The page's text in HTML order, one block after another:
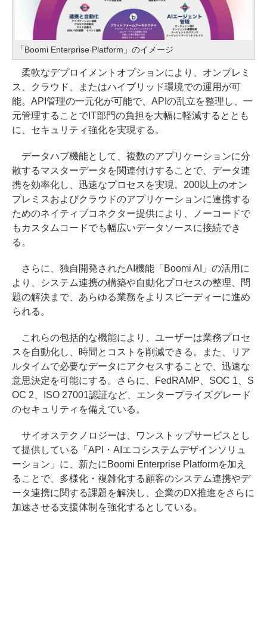
「Boomi Enterprise Platform」のイメージ
柔軟なデプロイメントオプションにより、オンプレミ
ス、クラウド、またはハイブリッド環境での運用が可
能。API管理の一元化が可能で、APIの乱立を整理し、一
元管理することでIT部門の負担を大幅に軽減するととも
に、セキュリティ強化を実現する。
データハブ機能として、複数のアプリケーションに分
散するマスターデータを関連付けすることで、データ連
携を効率化し、迅速なプロセスを実現。200以上のオン
プレミスおよびクラウドのアプリケーションに連携する
ためのネイティブコネクター提供により、ノーコードで
もカスタムコードでも幅広いデータソースに接続でき
る。
さらに、独自開発されたAI機能「Boomi AI」の活用に
より、システム連携の構築や自動化プロセスの整理、問
題の解決まで、あらゆる業務をよりスピーディーに進め
られる。
これらの包括的な機能により、ユーザーは業務プロセ
スを自動化し、時間とコストを削減できる。また、リア
ルタイムで必要なデータにアクセスすることで、迅速な
意思決定を可能にする。さらに、FedRAMP、SOC 1、S
OC 2、ISO 27001認証など、エンタープライズグレード
のセキュリティを備えている。
サイオステクノロジーは、ワンストップサービスとし
て提供している「API・AIエコシステムデザインソリュ
ーション」に、新たにBoomi Enterprise Platformを加え
ることで、多様化・複雑化する顧客のシステム連携やデ
ータ連携に関する課題を解決し、企業のDX推進をさらに
加速させる支援体制を強化するとしている。